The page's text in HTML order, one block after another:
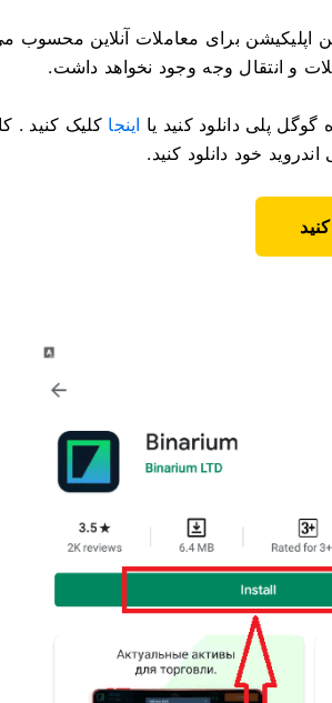
اپلیکیشن برای معاملات آنلاین محسوب
و انتقال وجه وجود نخواهد داشت.
پلی دانلود کنید یا اینجا کلیک کنید .
خود دانلود کنید.